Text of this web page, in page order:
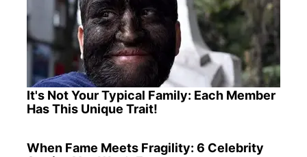
It's Not Your Typical Family: Each Member
Has This Unique Trait!
When Fame Meets Fragility: 6 Celebrity